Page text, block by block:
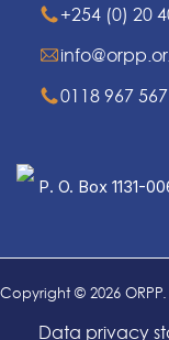
+254 (0) 20
0118 967 567
P. O. Box 1131-
Copyright © 2026
Data privacy